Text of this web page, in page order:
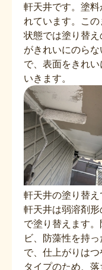
軒天井です。塗
れています。こ
状態では塗り替
がきれいにのらな
で、表面をきれい
いきます。
軒天井の塗り替え
軒天井は弱溶剤
で塗り替えます。
ビ、防藻性を持
で、仕上がりはつ
タイプのため、落